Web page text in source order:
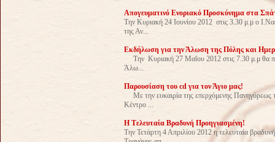
Απογευματινό Ενοριακό Προσκύνημα στα
Την Κυριακή 24 Ιουνίου 2012 στις 3.30 μ.μ ο
της Αν...
Εκδήλωση για την Άλωση της Πόλης και
Την Κυριακή 27 Μαΐου 2012 στις 7.30 μ.μ θα
Άλω...
Παρουσίαση του cd για τον Άγιο μας!
Με την ευκαιρία της επερχόμενης Πανηγύρεως
Κέντρο ...
H Tελευταία Βραδυνή Προηγιασμένη!
Την Τετάρτη 4 Απριλίου 2012 η τελευταία